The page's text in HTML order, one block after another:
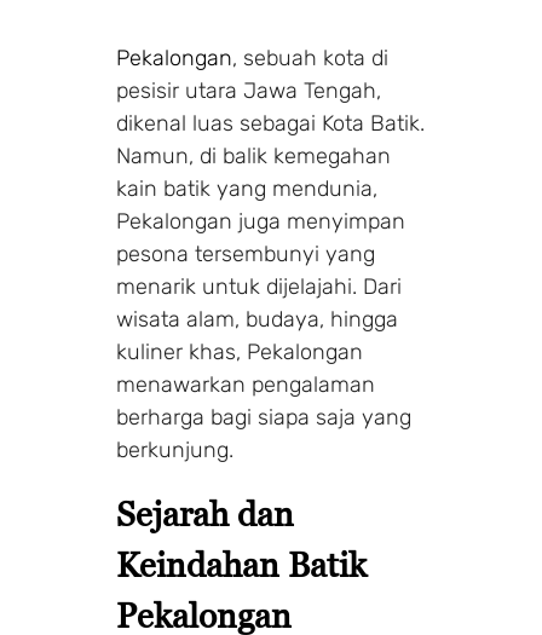
Pekalongan, sebuah kota di
pesisir utara Jawa Tengah,
dikenal luas sebagai Kota Batik.
Namun, di balik kemegahan
kain batik yang mendunia,
Pekalongan juga menyimpan
pesona tersembunyi yang
menarik untuk dijelajahi. Dari
wisata alam, budaya, hingga
kuliner khas, Pekalongan
menawarkan pengalaman
berharga bagi siapa saja yang
berkunjung.
Sejarah dan
Keindahan Batik
Pekalongan